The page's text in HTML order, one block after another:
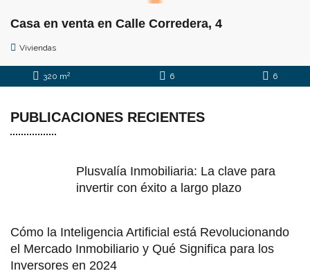
Casa en venta en Calle Corredera, 4
Viviendas
320 m2 6 6
PUBLICACIONES RECIENTES
Plusvalía Inmobiliaria: La clave para
invertir con éxito a largo plazo
Cómo la Inteligencia Artificial está Revolucionando
el Mercado Inmobiliario y Qué Significa para los
Inversores en 2024